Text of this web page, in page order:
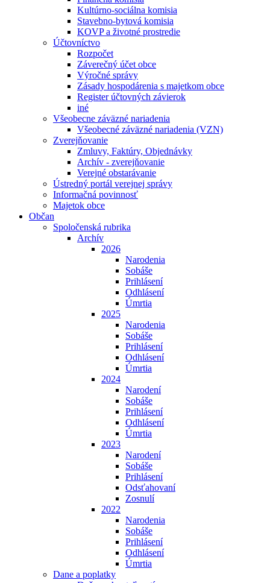
Kultúrno-sociálna komisia
Stavebno-bytová komisia
KOVP a životné prostredie
Účtovníctvo
Rozpočet
Záverečný účet obce
Výročné správy
Zásady hospodárenia s majetkom obce
Register účtovných závierok
iné
Všeobecne záväzné nariadenia
Všeobecné záväzné nariadenia (VZN)
Zverejňovanie
Zmluvy, Faktúry, Objednávky
Archív - zverejňovanie
Verejné obstarávanie
Ústredný portál verejnej správy
Informačná povinnosť
Majetok obce
Občan
Spoločenská rubrika
Archív
2026
Narodenia
Sobáše
Prihlásení
Odhlásení
Úmrtia
2025
Narodenia
Sobáše
Prihlásení
Odhlásení
Úmrtia
2024
Narodení
Sobáše
Prihlásení
Odhlásení
Úmrtia
2023
Narodení
Sobáše
Prihlásení
Odsťahovaní
Zosnulí
2022
Narodenia
Sobáše
Prihlásení
Odhlásení
Úmrtia
Dane a poplatky